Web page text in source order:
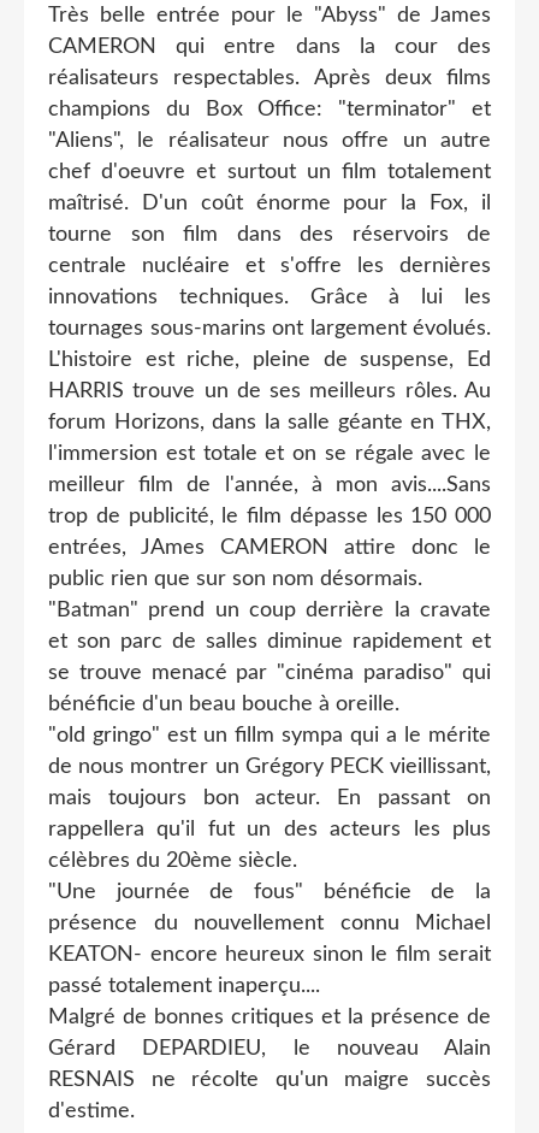
Très belle entrée pour le "Abyss" de James
CAMERON qui entre dans la cour des
réalisateurs respectables. Après deux films
champions du Box Office: "terminator" et
"Aliens", le réalisateur nous offre un autre
chef d'oeuvre et surtout un film totalement
maîtrisé. D'un coût énorme pour la Fox, il
tourne son film dans des réservoirs de
centrale nucléaire et s'offre les dernières
innovations techniques. Grâce à lui les
tournages sous-marins ont largement évolués.
L'histoire est riche, pleine de suspense, Ed
HARRIS trouve un de ses meilleurs rôles. Au
forum Horizons, dans la salle géante en THX,
l'immersion est totale et on se régale avec le
meilleur film de l'année, à mon avis....Sans
trop de publicité, le film dépasse les 150 000
entrées, JAmes CAMERON attire donc le
public rien que sur son nom désormais.
"Batman" prend un coup derrière la cravate
et son parc de salles diminue rapidement et
se trouve menacé par "cinéma paradiso" qui
bénéficie d'un beau bouche à oreille.
"old gringo" est un fillm sympa qui a le mérite
de nous montrer un Grégory PECK vieillissant,
mais toujours bon acteur. En passant on
rappellera qu'il fut un des acteurs les plus
célèbres du 20ème siècle.
"Une journée de fous" bénéficie de la
présence du nouvellement connu Michael
KEATON- encore heureux sinon le film serait
passé totalement inaperçu....
Malgré de bonnes critiques et la présence de
Gérard DEPARDIEU, le nouveau Alain
RESNAIS ne récolte qu'un maigre succès
d'estime.